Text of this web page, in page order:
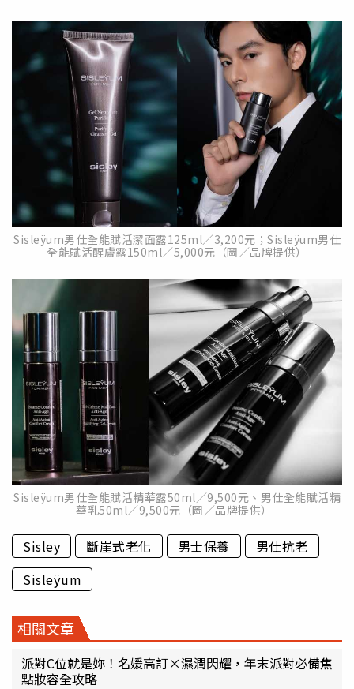
Sisleÿum男仕全能賦活潔面露125ml／3,200元；Sisleÿum男仕
全能賦活醒膚露150ml／5,000元（圖／品牌提供）
Sisleÿum男仕全能賦活精華露50ml／9,500元、男仕全能賦活精
華乳50ml／9,500元（圖／品牌提供）
Sisley 斷崖式老化 男士保養
男仕抗老
Sisleÿum
相關文章
派對C位就是妳！名媛高訂×濕潤閃耀，年末派對必備焦
點妝容全攻略